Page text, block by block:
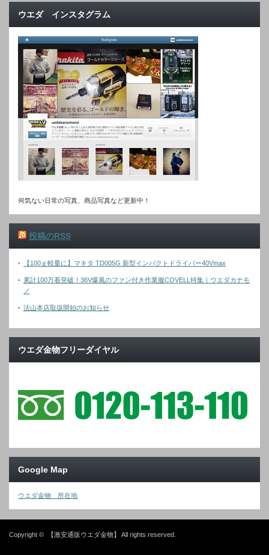
ウエダ インスタグラム
何気ない日常の写真、商品写真など更新中！
投稿のRSS
【100ｇ軽量に】マキタ TD005G 新型インパクトドライバー40Vmax
累計100万着突破！36V爆風のファン付き作業服COVELL特集｜ウエダカナモ
ノ
法山本店取扱開始のお知らせ
ウエダ金物フリーダイヤル
Google Map
ウエダ金物 所在地
Copyright © 【激安通販ウエダ金物】 All rights reserved.